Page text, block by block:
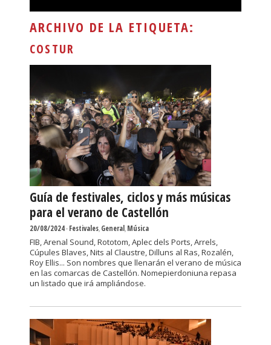
ARCHIVO DE LA ETIQUETA:
COSTUR
Guía de festivales, ciclos y más músicas
para el verano de Castellón
20/08/2024-Festivales,General,Música
FIB, Arenal Sound, Rototom, Aplec dels Ports, Arrels,
Cúpules Blaves, Nits al Claustre, Dilluns al Ras, Rozalén,
Roy Ellis... Son nombres que llenarán el verano de música
en las comarcas de Castellón. Nomepierdoniuna repasa
un listado que irá ampliándose.